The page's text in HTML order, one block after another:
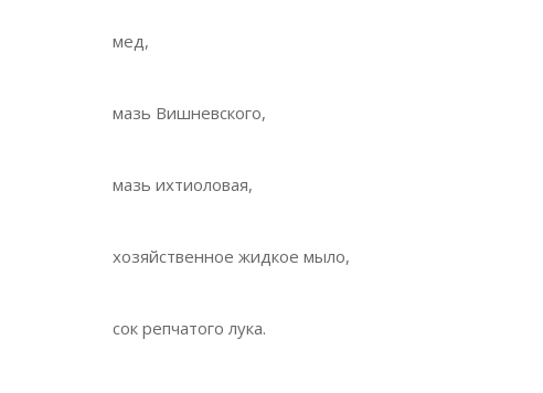
мед,
мазь Вишневского,
мазь ихтиоловая,
хозяйственное жидкое мыло,
сок репчатого лука.